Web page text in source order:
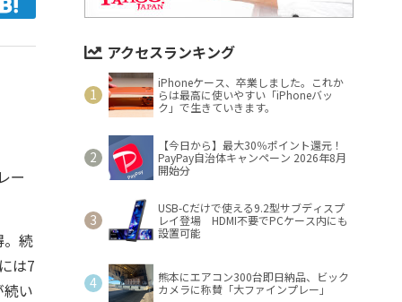
ー
続
は7
い
アクセスランキング
iPhoneケース、卒業しました。これか
らは最高に使いやすい「iPhoneバッ
ク」で生きていきます。
【今日から】最大30％ポイント還元！
PayPay自治体キャンペーン 2026年8月
開始分
USB-Cだけで使える9.2型サブディスプ
レイ登場 HDMI不要でPCケース内にも
設置可能
熊本にエアコン300台即日納品、ビック
カメラに称賛「大ファインプレー」